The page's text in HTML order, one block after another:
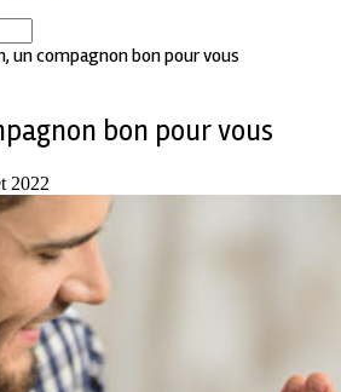
un compagnon bon pour vous
bon pour vous
2022